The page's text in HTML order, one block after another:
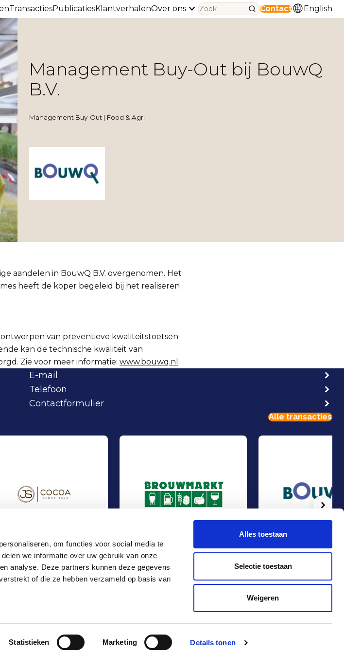
om functies voor social media te
we informatie over uw gebruik van onze
analyse. Deze partners kunnen deze gegevens
of die ze hebben verzameld op basis van
Statistieken Marketing Details tonen
Alles toestaan
Selectie toestaan
Weigeren
TransactiesPublicatiesKlantverhalenOver ons Contact English
Management Buy-Out bij BouwQ
B.V.
Management Buy-Out | Food & Agri
aandelen in BouwQ B.V. overgenomen. Het
heeft de koper begeleid bij het realiseren
van preventieve kwaliteitstoetsen
kan de technische kwaliteit van
Zie voor meer informatie: www.bouwq.nl .
E-mail
Telefoon
Contactformulier
Alle transacties
Buy-Out bij Jan Schoemaker
& Agri
Food & Agri
Food & Agri
Locaties
Contact
info@rma.nl